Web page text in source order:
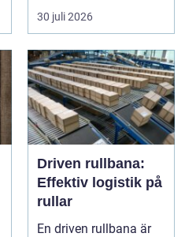
en förut...
30 juli 2026
Driven rullbana:
Effektiv logistik på
rullar
En driven rullbana är